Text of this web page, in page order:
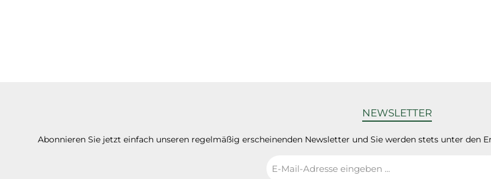
NEWSLETTER
Abonnieren Sie jetzt einfach unseren regelmäßig erscheinenden Newsletter und Sie werden stets unter den
Mail-